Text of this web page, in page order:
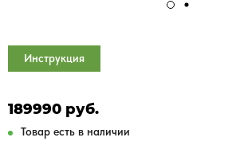
Инструкция
189990 руб.
Товар есть в наличии